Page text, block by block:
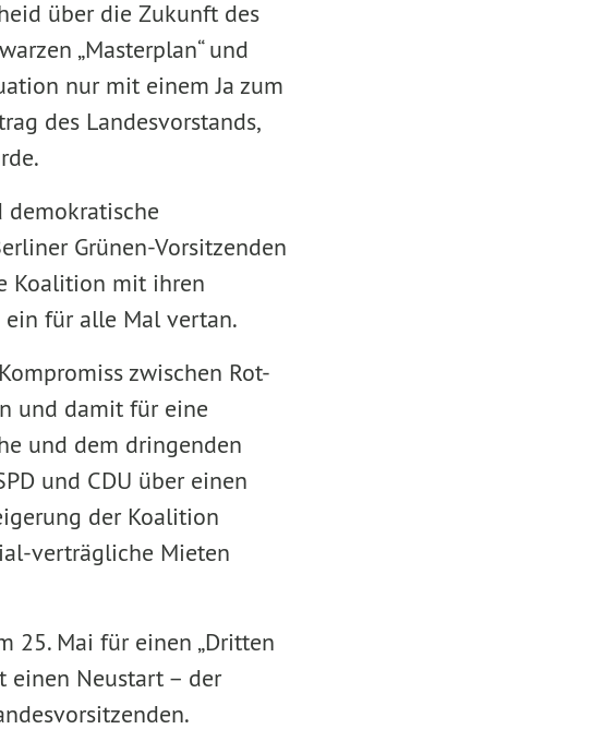
über die Zukunft des
„Masterplan“ und
nur mit einem Ja zum
des Landesvorstands,
demokratische
Grünen-Vorsitzenden
Koalition mit ihren
ein für alle Mal vertan.
zwischen Rot-
und damit für eine
und dem dringenden
und CDU über einen
der Koalition
verträgliche Mieten
25. Mai für einen „Dritten
einen Neustart – der